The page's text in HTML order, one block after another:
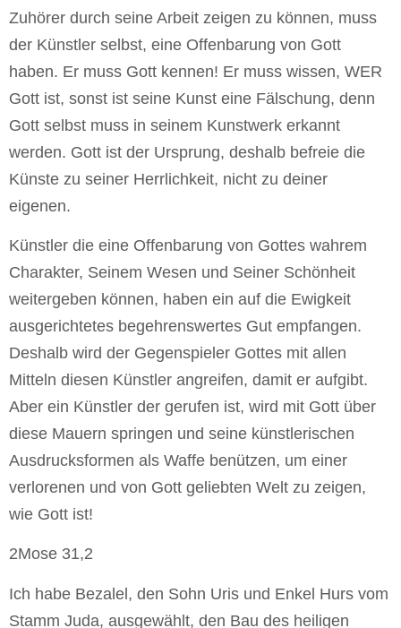
Zuhörer durch seine Arbeit zeigen zu können, muss
der Künstler selbst, eine Offenbarung von Gott
haben. Er muss Gott kennen! Er muss wissen, WER
Gott ist, sonst ist seine Kunst eine Fälschung, denn
Gott selbst muss in seinem Kunstwerk erkannt
werden. Gott ist der Ursprung, deshalb befreie die
Künste zu seiner Herrlichkeit, nicht zu deiner
eigenen.
Künstler die eine Offenbarung von Gottes wahrem
Charakter, Seinem Wesen und Seiner Schönheit
weitergeben können, haben ein auf die Ewigkeit
ausgerichtetes begehrenswertes Gut empfangen.
Deshalb wird der Gegenspieler Gottes mit allen
Mitteln diesen Künstler angreifen, damit er aufgibt.
Aber ein Künstler der gerufen ist, wird mit Gott über
diese Mauern springen und seine künstlerischen
Ausdrucksformen als Waffe benützen, um einer
verlorenen und von Gott geliebten Welt zu zeigen,
wie Gott ist!
2Mose 31,2
Ich habe Bezalel, den Sohn Uris und Enkel Hurs vom
Stamm Juda, ausgewählt, den Bau des heiligen